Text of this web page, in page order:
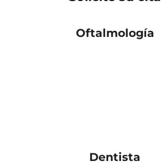
Oftalmología
Dentista